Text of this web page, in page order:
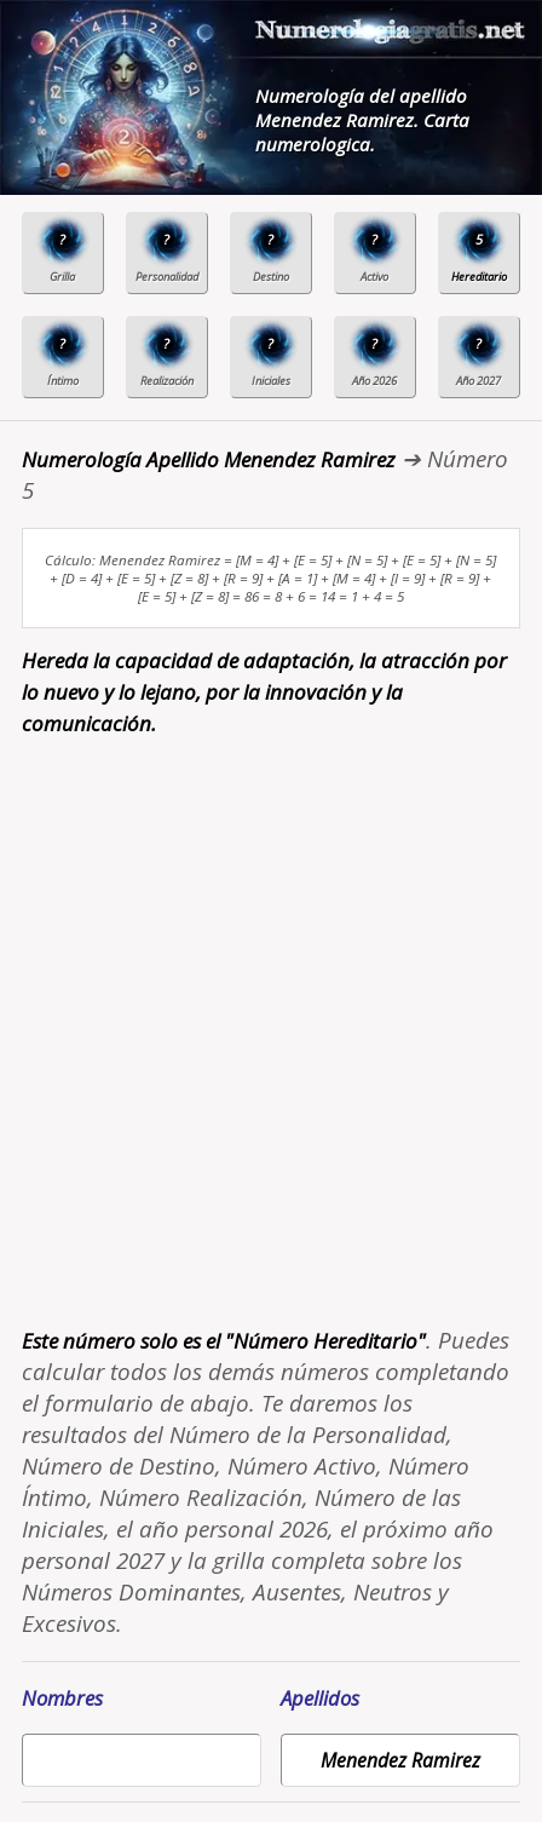
Numerología del apellido
Menendez Ramirez. Carta
numerologica.
? ? ? ? 5
? ? ? ? ?
Numerología Apellido Menendez Ramirez➔ Número
5
Cálculo: Menendez Ramirez = [M = 4] + [E = 5] + [N = 5] + [E = 5] + [N = 5]
+ [D = 4] + [E = 5] + [Z = 8] + [R = 9] + [A = 1] + [M = 4] + [I = 9] + [R = 9] +
[E = 5] + [Z = 8] = 86 = 8 + 6 = 14 = 1 + 4 = 5
Hereda la capacidad de adaptación, la atracción por
lo nuevo y lo lejano, por la innovación y la
comunicación.
Este número solo es el "Número Hereditario". Puedes
calcular todos los demás números completando
el formulario de abajo. Te daremos los
resultados del Número de la Personalidad,
Número de Destino, Número Activo, Número
Íntimo, Número Realización, Número de las
Iniciales, el año personal 2026, el próximo año
personal 2027 y la grilla completa sobre los
Números Dominantes, Ausentes, Neutros y
Excesivos.
Nombres Apellidos